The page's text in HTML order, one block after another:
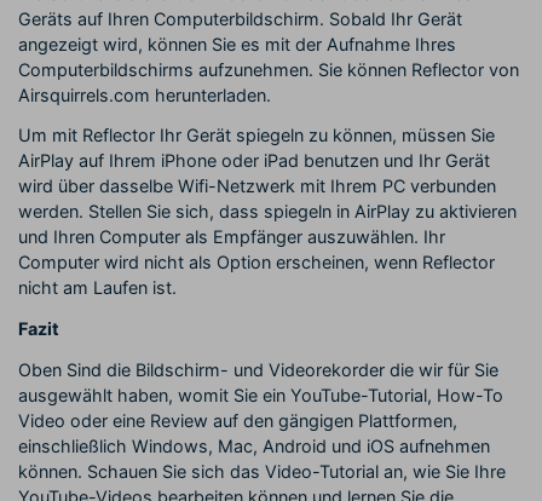
Geräts auf Ihren Computerbildschirm. Sobald Ihr Gerät
angezeigt wird, können Sie es mit der Aufnahme Ihres
Computerbildschirms aufzunehmen. Sie können Reflector von
Airsquirrels.com herunterladen.
Um mit Reflector Ihr Gerät spiegeln zu können, müssen Sie
AirPlay auf Ihrem iPhone oder iPad benutzen und Ihr Gerät
wird über dasselbe Wifi-Netzwerk mit Ihrem PC verbunden
werden. Stellen Sie sich, dass spiegeln in AirPlay zu aktivieren
und Ihren Computer als Empfänger auszuwählen. Ihr
Computer wird nicht als Option erscheinen, wenn Reflector
nicht am Laufen ist.
Fazit
Oben Sind die Bildschirm- und Videorekorder die wir für Sie
ausgewählt haben, womit Sie ein YouTube-Tutorial, How-To
Video oder eine Review auf den gängigen Plattformen,
einschließlich Windows, Mac, Android und iOS aufnehmen
können. Schauen Sie sich das Video-Tutorial an, wie Sie Ihre
YouTube-Videos bearbeiten können und lernen Sie die